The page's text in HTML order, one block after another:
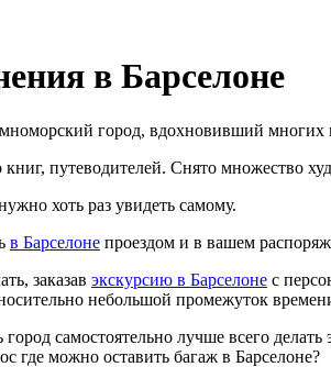
в Барселоне
город, вдохновивший
книг, путеводителей. Снято множество
хоть раз увидеть самому.
в Барселоне проездом и в вашем
заказав экскурсию в Барселоне с
небольшой промежуток
самостоятельно лучше всего
где можно оставить багаж в Барселоне?